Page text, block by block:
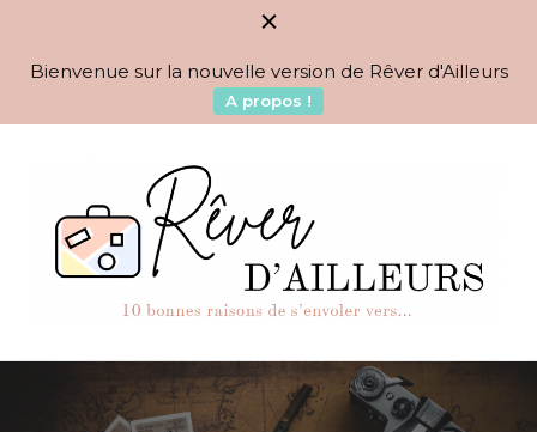
Bienvenue sur la nouvelle version de Rêver d'Ailleurs
A propos !
Rêver d'Ailleurs – 10
raisons de s'envoler vers…
BLOG VOYAGES DEPUIS 2010